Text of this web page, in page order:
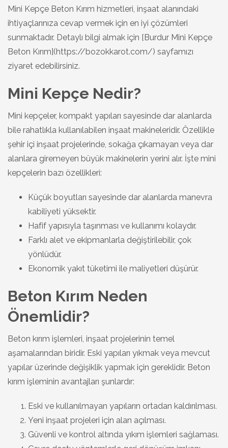
Mini Kepçe Beton Kırım hizmetleri, inşaat alanındaki
ihtiyaçlarınıza cevap vermek için en iyi çözümleri
sunmaktadır. Detaylı bilgi almak için [Burdur Mini Kepçe
Beton Kırım](https://bozokkarot.com/) sayfamızı
ziyaret edebilirsiniz.
Mini Kepçe Nedir?
Mini kepçeler, kompakt yapıları sayesinde dar alanlarda
bile rahatlıkla kullanılabilen inşaat makineleridir. Özellikle
şehir içi inşaat projelerinde, sokağa çıkamayan veya dar
alanlara giremeyen büyük makinelerin yerini alır. İşte mini
kepçelerin bazı özellikleri:
Küçük boyutları sayesinde dar alanlarda manevra
kabiliyeti yüksektir.
Hafif yapısıyla taşınması ve kullanımı kolaydır.
Farklı alet ve ekipmanlarla değiştirilebilir, çok
yönlüdür.
Ekonomik yakıt tüketimi ile maliyetleri düşürür.
Beton Kırım Neden
Önemlidir?
Beton kırım işlemleri, inşaat projelerinin temel
aşamalarından biridir. Eski yapıları yıkmak veya mevcut
yapılar üzerinde değişiklik yapmak için gereklidir. Beton
kırım işleminin avantajları şunlardır:
Eski ve kullanılmayan yapıların ortadan kaldırılması.
Yeni inşaat projeleri için alan açılması.
Güvenli ve kontrol altında yıkım işlemleri sağlaması.